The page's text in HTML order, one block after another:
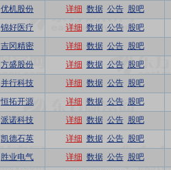
优机股份 详细 数据 公告 股吧
锦好医疗 详细 数据 公告 股吧
吉冈精密 详细 数据 公告 股吧
方盛股份 详细 数据 公告 股吧
并行科技 详细 数据 公告 股吧
恒拓开源 详细 数据 公告 股吧
派诺科技 详细 数据 公告 股吧
凯德石英 详细 数据 公告 股吧
胜业电气 详细 数据 公告 股吧